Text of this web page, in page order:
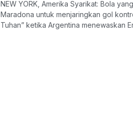
NEW YORK, Amerika Syarikat: Bola
Maradona untuk menjaringkan gol
Tuhan” ketika Argentina menewaskan